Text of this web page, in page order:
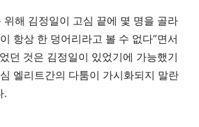
위해 김정일이 고심 끝에 몇 명을 골라
항상 한 덩어리라고 볼 수 없다”면서
던 것은 김정일이 있었기에 가능했기
엘리트간의 다툼이 가시화되지 말란
.